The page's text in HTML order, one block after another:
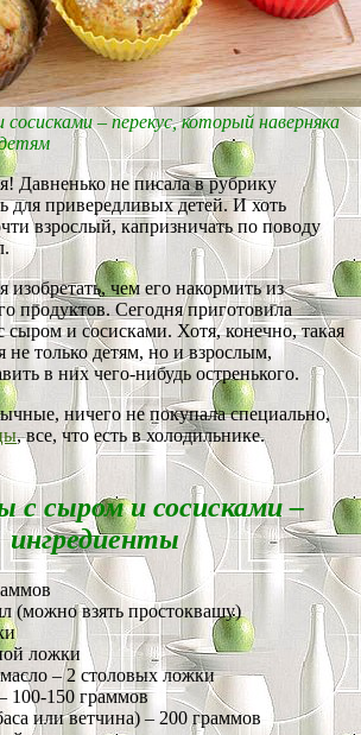
– перекус, который наверняка
Давненько не писала в рубрику
для привередливых детей. И хоть
взрослый, капризничать по поводу
изобретать, чем его накормить из
продуктов. Сегодня приготовила
и сосисками. Хотя, конечно, такая
не только детям, но и взрослым,
в них чего-нибудь остренького.
ничего не покупала специально,
, все, что есть в холодильнике.
сыром и сосисками –
ингредиенты
(можно взять простоквашу)
ложки
– 2 столовых ложки
100-150 граммов
или ветчина) – 200 граммов